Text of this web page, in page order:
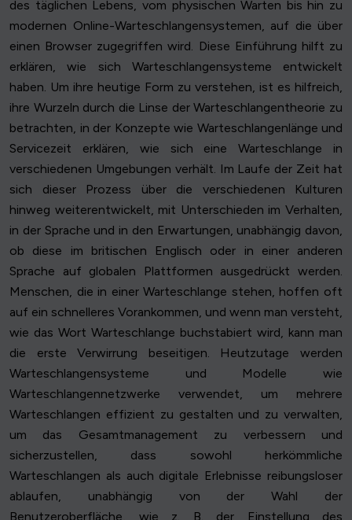
des täglichen Lebens, vom physischen Warten bis hin zu
modernen Online-Warteschlangensystemen, auf die über
einen Browser zugegriffen wird. Diese Einführung hilft zu
erklären, wie sich Warteschlangensysteme entwickelt
haben. Um ihre heutige Form zu verstehen, ist es hilfreich,
ihre Wurzeln durch die Linse der Warteschlangentheorie zu
betrachten, in der Konzepte wie Warteschlangenlänge und
Servicezeit erklären, wie sich eine Warteschlange in
verschiedenen Umgebungen verhält. Im Laufe der Zeit hat
sich dieser Prozess über die verschiedenen Kulturen
hinweg weiterentwickelt, mit Unterschieden im Verhalten,
in der Sprache und in den Erwartungen, unabhängig davon,
ob diese im britischen Englisch oder in einer anderen
Sprache auf globalen Plattformen ausgedrückt werden.
Menschen, die in einer Warteschlange stehen, hoffen oft
auf ein schnelleres Vorankommen, und wenn man versteht,
wie das Wort Warteschlange buchstabiert wird, kann man
die erste Verwirrung beseitigen. Heutzutage werden
Warteschlangensysteme und Modelle wie
Warteschlangennetzwerke verwendet, um mehrere
Warteschlangen effizient zu gestalten und zu verwalten,
um das Gesamtmanagement zu verbessern und
sicherzustellen, dass sowohl herkömmliche
Warteschlangen als auch digitale Erlebnisse reibungsloser
ablaufen, unabhängig von der Wahl der
Benutzeroberfläche, wie z. B. der Einstellung des